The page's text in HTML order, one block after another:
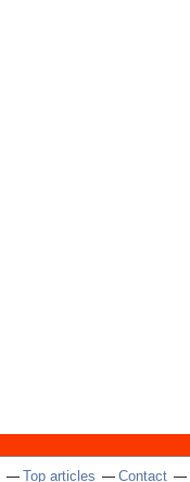
Top articles Contact